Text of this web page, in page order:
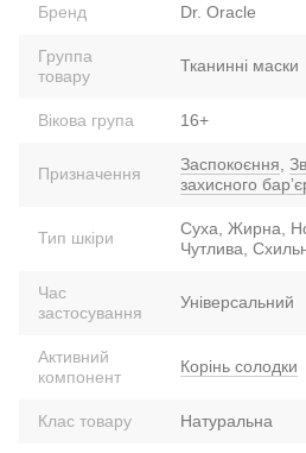
Бренд Dr. Oracle
Группа
товару
Тканинні маски
Вікова група 16+
Призначення Заспокоєння
захисного
Тип шкіри
Суха, Жирна,
Чутлива,
Час
застосування
Універсальний
Активний
компонент
Корінь солодки
Клас товару Натуральна